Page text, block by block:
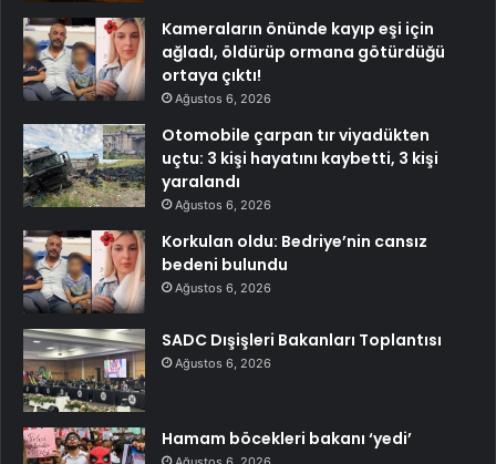
Kameraların önünde kayıp eşi için
ağladı, öldürüp ormana götürdüğü
ortaya çıktı!
Ağustos 6, 2026
Otomobile çarpan tır viyadükten
uçtu: 3 kişi hayatını kaybetti, 3 kişi
yaralandı
Ağustos 6, 2026
Korkulan oldu: Bedriye’nin cansız
bedeni bulundu
Ağustos 6, 2026
SADC Dışişleri Bakanları Toplantısı
Ağustos 6, 2026
Hamam böcekleri bakanı ‘yedi’